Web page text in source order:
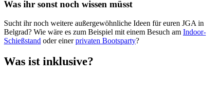
Was ihr sonst noch wissen müsst
Sucht ihr noch weitere außergewöhnliche Ideen für euren JGA in
Belgrad? Wie wäre es zum Beispiel mit einem Besuch am Indoor-
Schießstand oder einerprivaten Bootsparty?
Was ist inklusive?